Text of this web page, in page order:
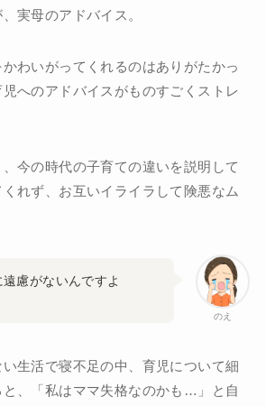
実母のアドバイス。
わいがってくれるのはありがたかっ
へのアドバイスがものすごくストレ
今の時代の子育ての違いを説明して
れず、お互いイライラして険悪なム
のえ
慮がないんですよ
生活で寝不足の中、育児について細
、「私はママ失格なのかも…」と自